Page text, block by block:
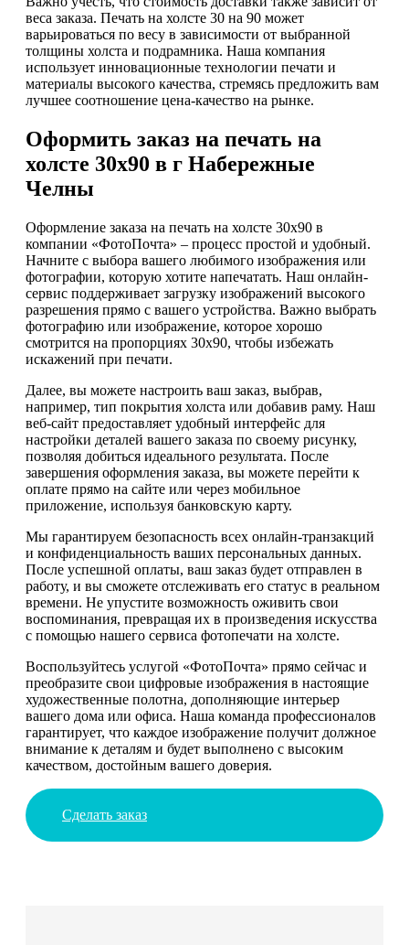
веса заказа. Печать на холсте 30 на 90 может
варьироваться по весу в зависимости от выбранной
толщины холста и подрамника. Наша компания
использует инновационные технологии печати и
материалы высокого качества, стремясь предложить вам
лучшее соотношение цена-качество на рынке.
Оформить заказ на печать на
холсте 30х90 в г Набережные
Челны
Оформление заказа на печать на холсте 30х90 в
компании «ФотоПочта» – процесс простой и удобный.
Начните с выбора вашего любимого изображения или
фотографии, которую хотите напечатать. Наш онлайн-
сервис поддерживает загрузку изображений высокого
разрешения прямо с вашего устройства. Важно выбрать
фотографию или изображение, которое хорошо
смотрится на пропорциях 30х90, чтобы избежать
искажений при печати.
Далее, вы можете настроить ваш заказ, выбрав,
например, тип покрытия холста или добавив раму. Наш
веб-сайт предоставляет удобный интерфейс для
настройки деталей вашего заказа по своему рисунку,
позволяя добиться идеального результата. После
завершения оформления заказа, вы можете перейти к
оплате прямо на сайте или через мобильное
приложение, используя банковскую карту.
Мы гарантируем безопасность всех онлайн-транзакций
и конфиденциальность ваших персональных данных.
После успешной оплаты, ваш заказ будет отправлен в
работу, и вы сможете отслеживать его статус в реальном
времени. Не упустите возможность оживить свои
воспоминания, превращая их в произведения искусства
с помощью нашего сервиса фотопечати на холсте.
Воспользуйтесь услугой «ФотоПочта» прямо сейчас и
преобразите свои цифровые изображения в настоящие
художественные полотна, дополняющие интерьер
вашего дома или офиса. Наша команда профессионалов
гарантирует, что каждое изображение получит должное
внимание к деталям и будет выполнено с высоким
качеством, достойным вашего доверия.
Сделать заказ